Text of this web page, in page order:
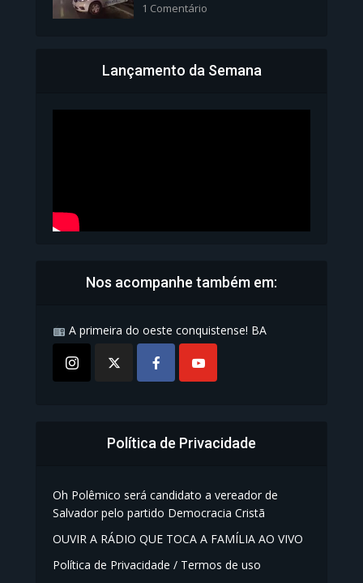
Bahia inicia emissão da
1 Comentário
Lançamento da Semana
Nos acompanhe também em:
A primeira do oeste conquistense! BA
Política de Privacidade
Oh Polêmico será candidato a vereador de
Salvador pelo partido Democracia Cristã
OUVIR A RÁDIO QUE TOCA A FAMÍLIA AO VIVO
Política de Privacidade / Termos de uso